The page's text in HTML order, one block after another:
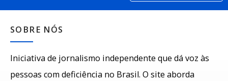
SOBRE NÓS
Iniciativa de jornalismo independente que dá voz às
pessoas com deficiência no Brasil. O site aborda